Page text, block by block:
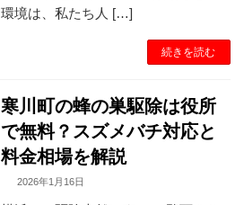
環境は、私たち人 […]
続きを読む
寒川町の蜂の巣駆除は役所
で無料？スズメバチ対応と
料金相場を解説
2026年1月16日